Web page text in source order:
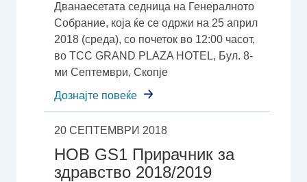
Дванаесетата седница на Генералното
Собрание, која ќе се одржи на 25 април
2018 (среда), со почеток во 12:00 часот,
во TCC GRAND PLAZA HOTEL, Бул. 8-
ми Септември, Скопје
Дознајте повеќе
20 СЕПТЕМВРИ 2018
НОВ GS1 Прирачник за
здравство 2018/2019